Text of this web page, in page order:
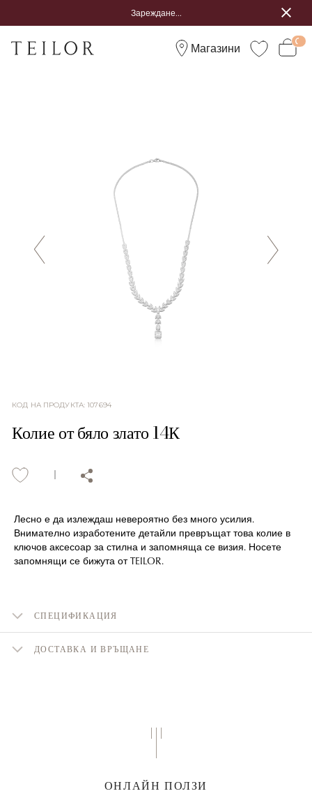
Зареждане...
Магазини
КОД НА ПРОДУКТА:107694
Колие от бяло злато 14К
Лесно е да излеждаш невероятно без много усилия.
Внимателно изработените детайли превръщат това колие в
ключов аксесоар за стилна и запомняща се визия. Носете
запомнящи се бижута от TEILOR.
СПЕЦИФИКАЦИЯ
ДОСТАВКА И ВРЪЩАНЕ
ОНЛАЙН ПОЛЗИ